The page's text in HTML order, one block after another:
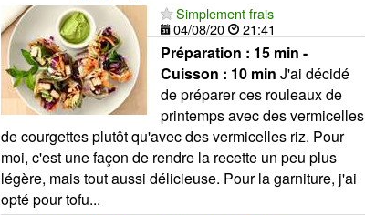
Simplement frais
04/08/20
21:41
Préparation : 15 min -
Cuisson : 10 min J'ai décidé
de préparer ces rouleaux de
printemps avec des vermicelles
de courgettes plutôt qu'avec des vermicelles riz. Pour
moi, c'est une façon de rendre la recette un peu plus
légère, mais tout aussi délicieuse. Pour la garniture, j'ai
opté pour tofu...